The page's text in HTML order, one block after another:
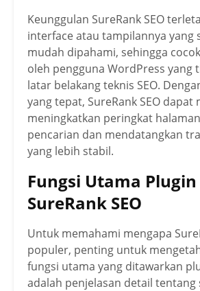
Keunggulan SureRank SEO
interface atau tampilannya yang
mudah dipahami, sehingga
oleh pengguna WordPress yang
latar belakang teknis SEO.
yang tepat, SureRank SEO dapat
meningkatkan peringkat
pencarian dan mendatangkan
yang lebih stabil.
Fungsi Utama Plugin
SureRank SEO
Untuk memahami mengapa
populer, penting untuk
fungsi utama yang ditawarkan
adalah penjelasan detail tentang